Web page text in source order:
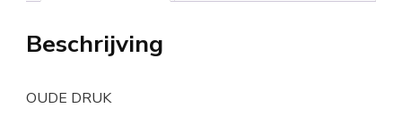
Beschrijving
OUDE DRUK